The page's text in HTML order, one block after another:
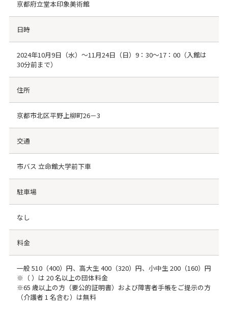
京都府立堂本印象美術館
日時
2024年10月9日（水）～11月24日（日）9：30～17：00（入館は
30分前まで）
住所
京都市北区平野上柳町26－3
交通
市バス 立命館大学前下車
駐車場
なし
料金
一般 510（400）円、高大生 400（320）円、小中生 200（160）円
※（ ）は 20 名以上の団体料金
※65 歳以上の方（要公的証明書）および障害者手帳をご提示の方
（介護者 1 名含む）は無料